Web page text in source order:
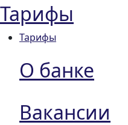
Тарифы
Тарифы
О банке
Вакансии